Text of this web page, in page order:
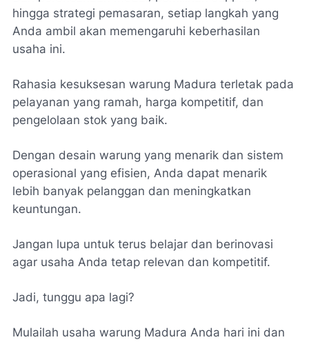
hingga strategi pemasaran, setiap langkah yang
Anda ambil akan memengaruhi keberhasilan
usaha ini.
Rahasia kesuksesan warung Madura terletak pada
pelayanan yang ramah, harga kompetitif, dan
pengelolaan stok yang baik.
Dengan desain warung yang menarik dan sistem
operasional yang efisien, Anda dapat menarik
lebih banyak pelanggan dan meningkatkan
keuntungan.
Jangan lupa untuk terus belajar dan berinovasi
agar usaha Anda tetap relevan dan kompetitif.
Jadi, tunggu apa lagi?
Mulailah usaha warung Madura Anda hari ini dan